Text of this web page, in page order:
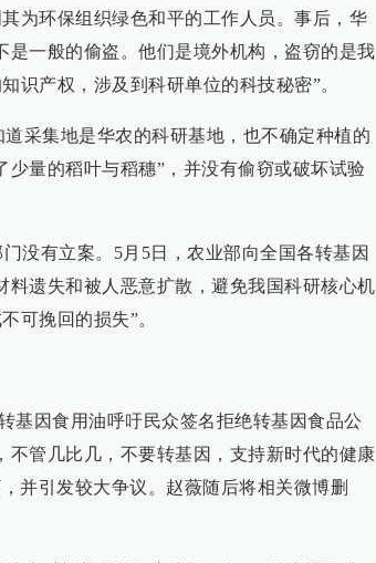
为环保组织绿色和平的工作人员。事后，华
是一般的偷盗。他们是境外机构，盗窃的是我
识产权，涉及到科研单位的科技秘密”。
集地是华农的科研基地，也不确定种植的
少量的稻叶与稻穗”，并没有偷窃或破坏试验
有立案。5月5日，农业部向全国各转基因
料遗失和被人恶意扩散，避免我国科研核心机
可挽回的损失”。
因食用油呼吁民众签名拒绝转基因食品公
不管几比几，不要转基因，支持新时代的健康
并引发较大争议。赵薇随后将相关微博删